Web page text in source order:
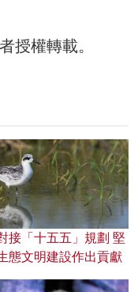
授權轉載。
接「十五五」規劃 堅
態文明建設作出貢獻